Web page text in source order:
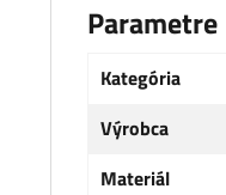
Parametre
Kategória
Výrobca
Materiál